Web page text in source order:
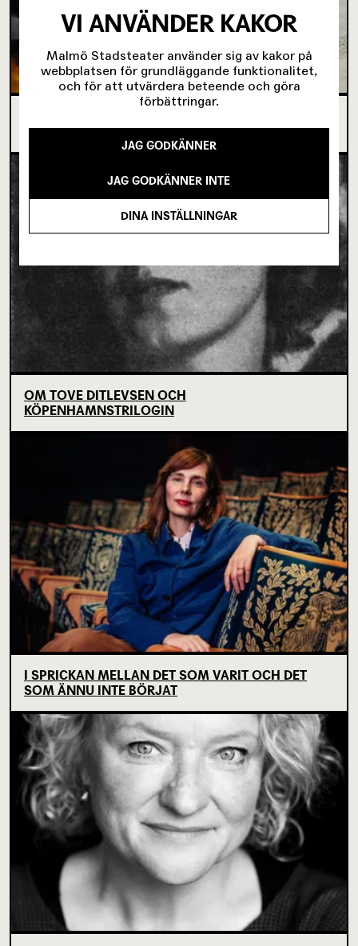
TILL SCENKONST
OM TOVE DITLEVSEN OCH
KÖPENHAMNSTRILOGIN
I SPRICKAN MELLAN DET SOM VARIT OCH DET
SOM ÄNNU INTE BÖRJAT
VI ANVÄNDER KAKOR
Malmö Stadsteater använder sig av kakor på
webbplatsen för grundläggande funktionalitet,
och för att utvärdera beteende och göra
förbättringar.
JAG GODKÄNNER
JAG GODKÄNNER INTE
DINA INSTÄLLNINGAR